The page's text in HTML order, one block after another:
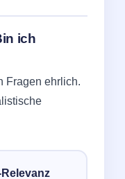
ich
Fragen ehrlich.